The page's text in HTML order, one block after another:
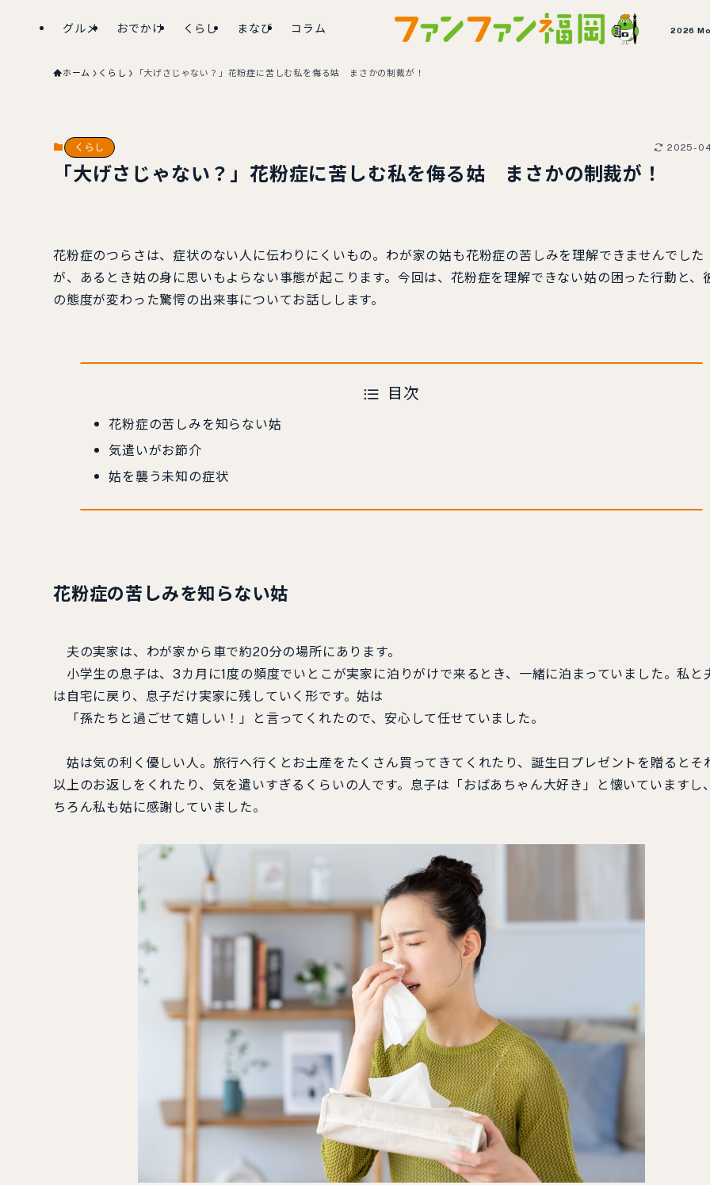
グルメ おでかけ くらし まなび コラム 2026
ホーム くらし 「大げさじゃない？」花粉症に苦しむ私を侮る姑 まさかの制裁が！
くらし 2025-
「大げさじゃない？」花粉症に苦しむ私を侮る姑 まさかの制裁が！
花粉症のつらさは、症状のない人に伝わりにくいもの。わが家の姑も花粉症の苦しみを理解できませんでした
が、あるとき姑の身に思いもよらない事態が起こります。今回は、花粉症を理解できない姑の困った行動と、
の態度が変わった驚愕の出来事についてお話しします。
目次
花粉症の苦しみを知らない姑
気遣いがお節介
姑を襲う未知の症状
花粉症の苦しみを知らない姑
夫の実家は、わが家から車で約20分の場所にあります。
小学生の息子は、3カ月に1度の頻度でいとこが実家に泊りがけで来るとき、一緒に泊まっていました。私と
は自宅に戻り、息子だけ実家に残していく形です。姑は
「孫たちと過ごせて嬉しい！」と言ってくれたので、安心して任せていました。
姑は気の利く優しい人。旅行へ行くとお土産をたくさん買ってきてくれたり、誕生日プレゼントを贈るとそ
以上のお返しをくれたり、気を遣いすぎるくらいの人です。息子は「おばあちゃん大好き」と懐いていますし
ちろん私も姑に感謝していました。